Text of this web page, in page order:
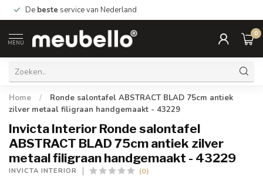
De beste service van Nederland
MENU
0
Home /
Ronde salontafel ABSTRACT BLAD 75cm antiek
zilver metaal filigraan handgemaakt - 43229
Invicta Interior Ronde salontafel
ABSTRACT BLAD 75cm antiek zilver
metaal filigraan handgemaakt - 43229
INVICTA INTERIOR (0)